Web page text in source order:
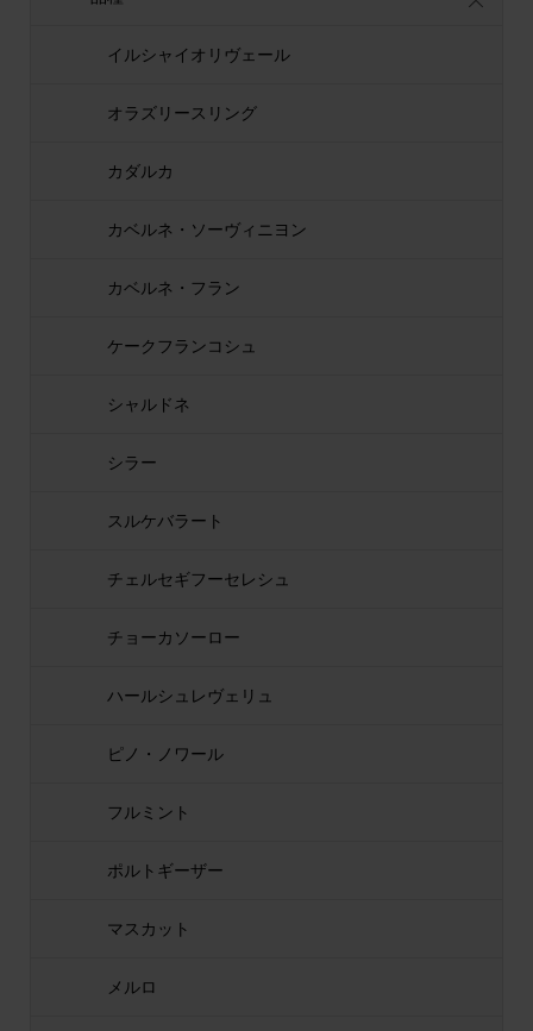
イルシャイオリヴェール
オラズリースリング
カダルカ
カベルネ・ソーヴィニヨン
カベルネ・フラン
ケークフランコシュ
シャルドネ
シラー
スルケバラート
チェルセギフーセレシュ
チョーカソーロー
ハールシュレヴェリュ
ピノ・ノワール
フルミント
ポルトギーザー
マスカット
メルロ